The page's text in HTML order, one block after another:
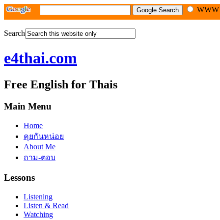
WWW
Search
e4thai.com
Free English for Thais
Main Menu
Home
คุยกันหน่อย
About Me
ถาม-ตอบ
Lessons
Listening
Listen & Read
Watching